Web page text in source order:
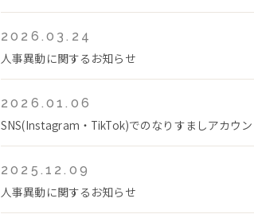
2026.03.24
人事異動に関するお知らせ
2026.01.06
SNS(Instagram・TikTok)でのなりすましアカウ
2025.12.09
人事異動に関するお知らせ